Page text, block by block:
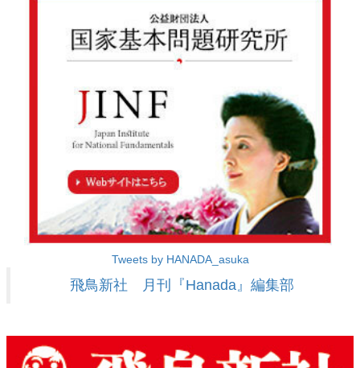
Tweets by HANADA_asuka
飛鳥新社 月刊『Hanada』編集部